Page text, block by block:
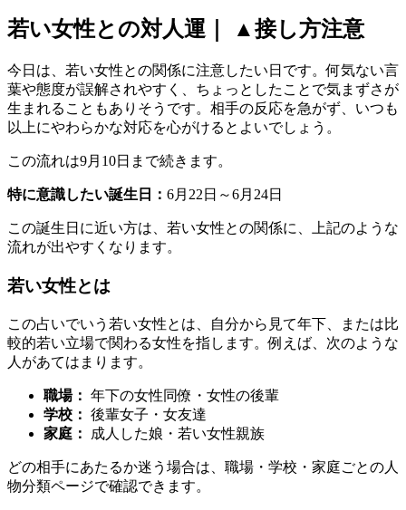
若い女性との対人運｜ ▲接し方注意
今日は、若い女性との関係に注意したい日です。何気ない言
葉や態度が誤解されやすく、ちょっとしたことで気まずさが
生まれることもありそうです。相手の反応を急がず、いつも
以上にやわらかな対応を心がけるとよいでしょう。
この流れは9月10日まで続きます。
特に意識したい誕生日： 6月22日～6月24日
この誕生日に近い方は、若い女性との関係に、上記のような
流れが出やすくなります。
若い女性とは
この占いでいう若い女性とは、自分から見て年下、または比
較的若い立場で関わる女性を指します。例えば、次のような
人があてはまります。
職場： 年下の女性同僚・女性の後輩
学校： 後輩女子・女友達
家庭：
成人した娘・若い女性親族
どの相手にあたるか迷う場合は、職場・学校・家庭ごとの人
物分類ページで確認できます。